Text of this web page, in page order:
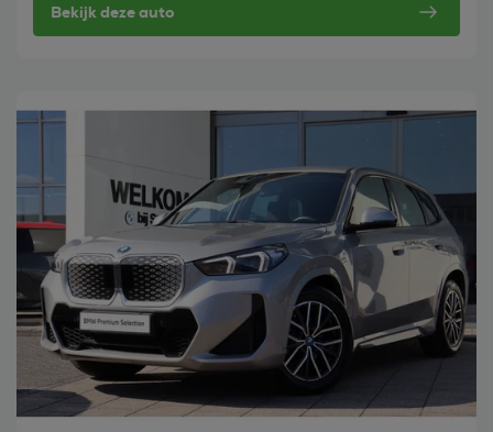
Bekijk deze auto
Bekijk deze auto